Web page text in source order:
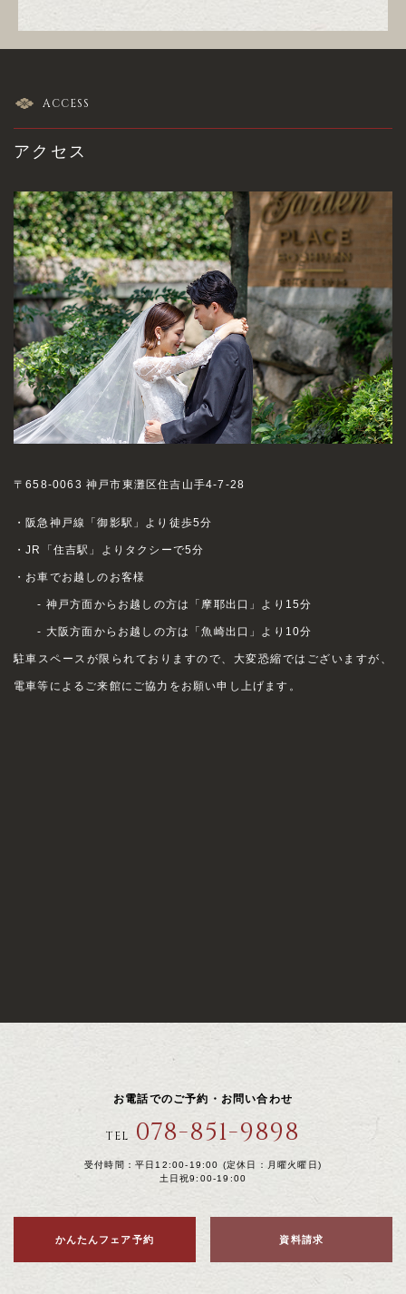
ACCESS
アクセス
〒658-0063 神戸市東灘区住吉山手4-7-28
・阪急神戸線「御影駅」より徒歩5分
・JR「住吉駅」よりタクシーで5分
・お車でお越しのお客様
- 神戸方面からお越しの方は「摩耶出口」より15分
- 大阪方面からお越しの方は「魚崎出口」より10分
駐車スペースが限られておりますので、大変恐縮ではございますが、
電車等によるご来館にご協力をお願い申し上げます。
お電話でのご予約・お問い合わせ
TEL 078-851-9898
受付時間：平日12:00-19:00 (定休日：月曜火曜日)
土日祝9:00-19:00
かんたんフェア予約 資料請求